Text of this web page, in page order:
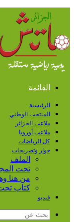
القائمة
الرئيسية
المنتخب الوطني
ملاعب الجزائر
ملاعب أوروبا
كل الرياضات
حوار وتصريحات
الملف
تحت
من هنا
كتاب
فيديو